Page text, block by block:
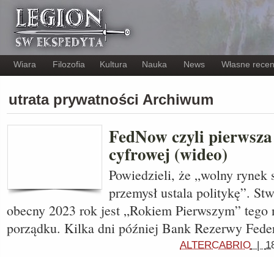
Wiara Filozofia Kultura Nauka News Własne
utrata prywatności Archiwum
FedNow czyli
cyfrowej (wideo)
Powiedzieli, że „wolny rynek
przemysł ustala politykę”.
obecny 2023 rok jest „Rokiem Pierwszym” tego
porządku. Kilka dni później Bank Rezerwy
ALTERCABRIO |